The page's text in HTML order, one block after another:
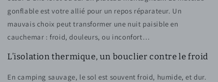
gonflable est votre allié pour un repos réparateur. Un
mauvais choix peut transformer une nuit paisible en
cauchemar : froid, douleurs, ou inconfort…
L’isolation thermique, un bouclier contre le froid
En camping sauvage, le sol est souvent froid, humide, et dur.